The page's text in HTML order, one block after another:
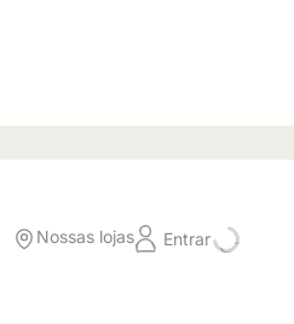
Nossas lojas Entrar